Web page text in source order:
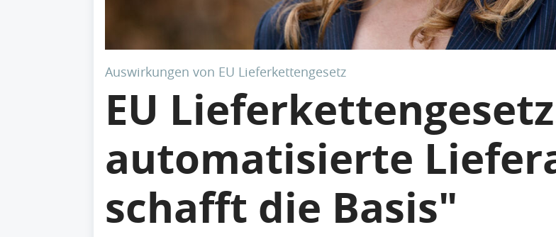
Auswirkungen von EU Lieferkettengesetz
EU
automatisierte
schafft die Basis"